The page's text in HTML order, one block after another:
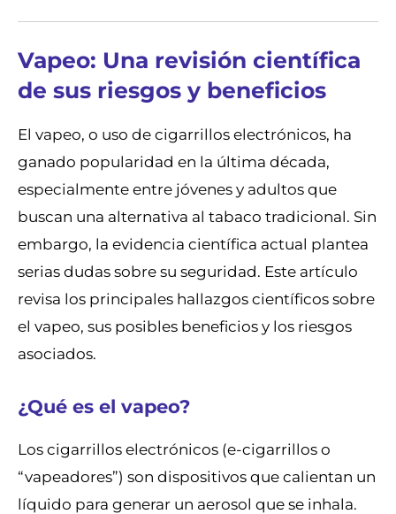
Vapeo: Una revisión científica
de sus riesgos y beneficios
El vapeo, o uso de cigarrillos electrónicos, ha
ganado popularidad en la última década,
especialmente entre jóvenes y adultos que
buscan una alternativa al tabaco tradicional. Sin
embargo, la evidencia científica actual plantea
serias dudas sobre su seguridad. Este artículo
revisa los principales hallazgos científicos sobre
el vapeo, sus posibles beneficios y los riesgos
asociados.
¿Qué es el vapeo?
Los cigarrillos electrónicos (e-cigarrillos o
“vapeadores”) son dispositivos que calientan un
líquido para generar un aerosol que se inhala.